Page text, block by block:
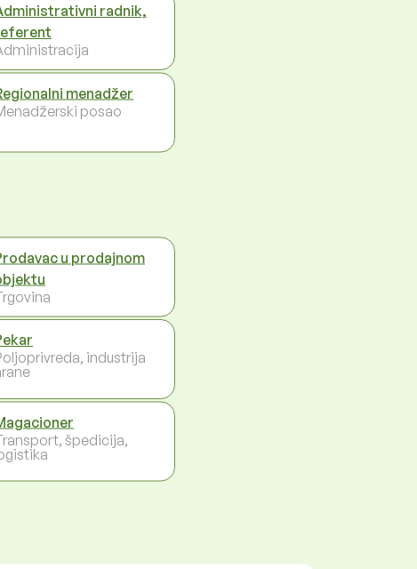
radnik,
menadžer
posao
u prodajnom
industrija
špedicija,